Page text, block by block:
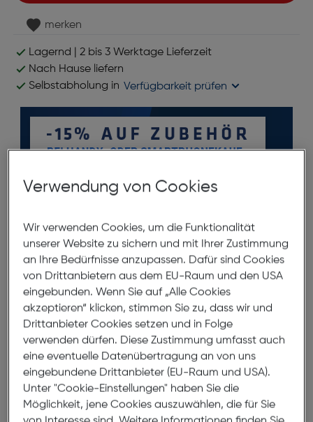
merken
Lagernd | 2 bis 3 Werktage Lieferzeit
Nach Hause liefern
Selbstabholung in Verfügbarkeit prüfen
Produktbeschreibung
IOMI Wallcharger Lightning QC 3.0
schwarz
ArtNr.: 621981430
IOMI Reiselader
Klares Design
Kein lästiges Kabelsuchen
Verwendung von Cookies
Wir verwenden Cookies, um die Funktionalität
unserer Website zu sichern und mit Ihrer Zustimmung
an Ihre Bedürfnisse anzupassen. Dafür sind Cookies
von Drittanbietern aus dem EU-Raum und den USA
eingebunden. Wenn Sie auf „Alle Cookies
akzeptieren“ klicken, stimmen Sie zu, dass wir und
Drittanbieter Cookies setzen und in Folge
verwenden dürfen. Diese Zustimmung umfasst auch
eine eventuelle Datenübertragung an von uns
eingebundene Drittanbieter (EU-Raum und USA).
Unter "Cookie-Einstellungen" haben Sie die
Möglichkeit, jene Cookies auszuwählen, die für Sie